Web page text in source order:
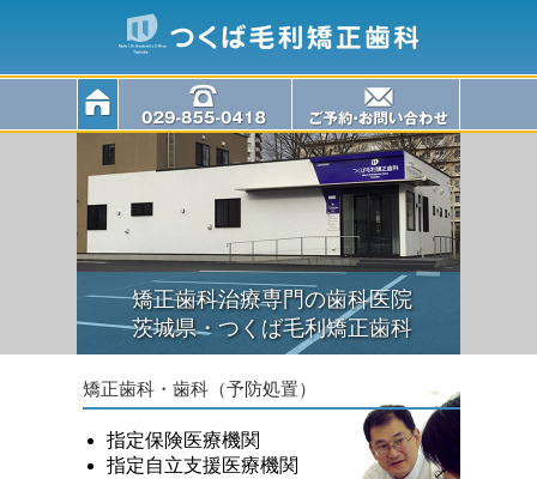
矯正歯科治療専門の歯科医院
茨城県・つくば毛利矯正歯科
矯正歯科・歯科（予防処置）
指定保険医療機関
指定自立支援医療機関